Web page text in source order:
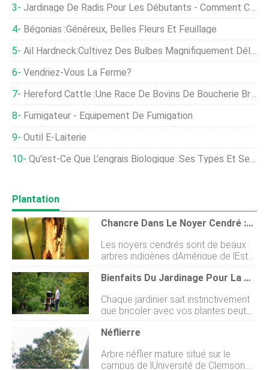
Jardinage De Radis Pour Les Débutants - Comment Commencer, FAQ
Bégonias :généreux, Belles Fleurs Et Feuillage
Ail Hardneck:Cultivez Des Bulbes Magnifiquement Délicieux
Vendriez-Vous La Ferme?
Hereford Cattle :une Race De Bovins De Boucherie Britannique
Fumigateur - Équipement De Fumigation
Outil E-Laiterie
Qu'est-Ce Que L'engrais Biologique :ses Types Et Ses Utilisations
Plantation
Chancre Dans Le Noyer Cendré :Apprenez À Traiter Le Chancre Du Noyer Cendré
Les noyers cendrés sont de beaux
arbres indigènes dAmérique de lEst
qui produisent de riches, noix
aromatisées au beurre appréciées
arbres sont des trésors qui ajoutent
grâce et beauté au paysage, mais la
ruine lapparence de larbre et elle est
presque toujours mortelle.
Renseignez-vous sur la prévention et
Bienfaits Du Jardinage Pour La Santé Mentale :la Touche De Guérison De La Nature
Chaque jardinier sait instinctivement
que bricoler avec vos plantes peut
avoir un effet profondément édifiant !
Les bienfaits du jardinage sur la
sous-estimés, mais sont bien
Néflierre
Arbre néflier mature situé sur le
campus de lUniversité de Clemson.